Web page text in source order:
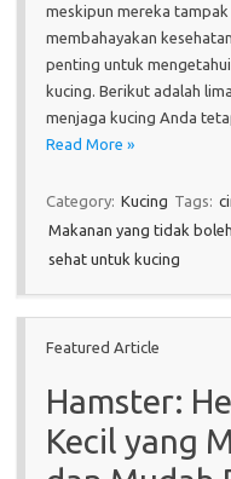
meskipun mereka
membahayakan
penting untuk
kucing. Berikut adalah
menjaga kucing Anda
Read More »
Category: Kucing Tags:
Makanan yang tidak
sehat untuk kucing
Featured Article
Hamster:
Kecil yang